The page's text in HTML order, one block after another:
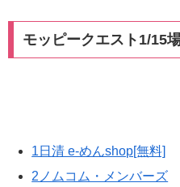
モッピークエスト1/15
1日清 e-めんshop[無料]
2ノムコム・メンバーズ